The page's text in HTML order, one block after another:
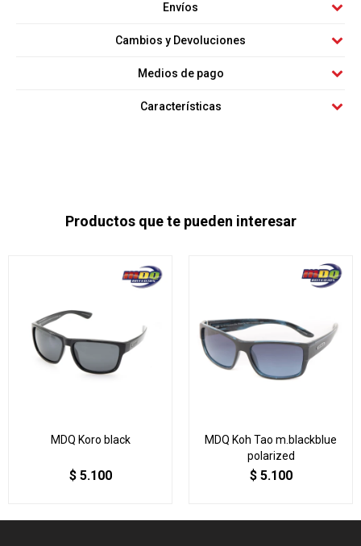
Envíos
Cambios y Devoluciones
Medios de pago
Características
Productos que te pueden interesar
MDQ Koro black
$ 5.100
MDQ Koh Tao m.blackblue
polarized
$ 5.100